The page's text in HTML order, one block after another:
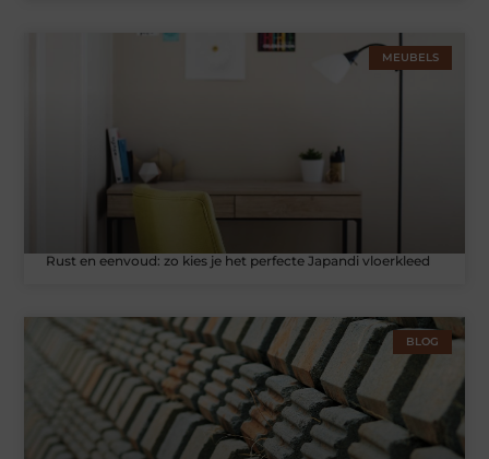
MEUBELS
Rust en eenvoud: zo kies je het perfecte Japandi vloerkleed
BLOG